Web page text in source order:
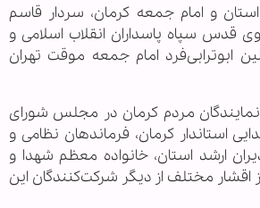
و امام جمعه کرمان، سردار قاسم
قدس سپاه پاسداران انقلاب اسلامی و
ابوترابی‌فرد امام جمعه موقت تهران
نمایندگان مردم کرمان در مجلس شورای
استاندار کرمان، فرماندهان نظامی و
ارشد استان، خانواده معظم شهدا و
اقشار مختلف از دیگر شرکت‌کنندگان این